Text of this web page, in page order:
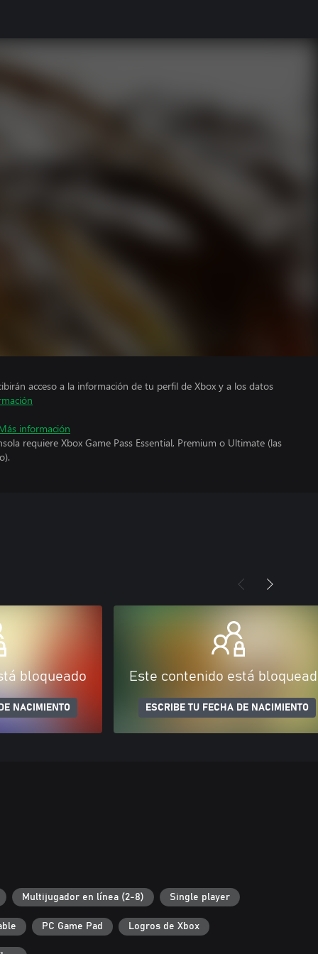
acceso a la información de tu perfil de Xbox y a los datos
información
requiere Xbox Game Pass Essential, Premium o Ultimate (las
bloqueado
NACIMIENTO
Este contenido está
ESCRIBE TU FECHA DE NACIMIENTO
Multijugador en línea (2-8) Single player
PC Game Pad Logros de Xbox